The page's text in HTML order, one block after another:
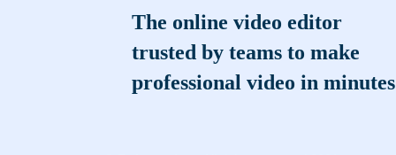
The online video editor
trusted by teams to make
professional video in minutes